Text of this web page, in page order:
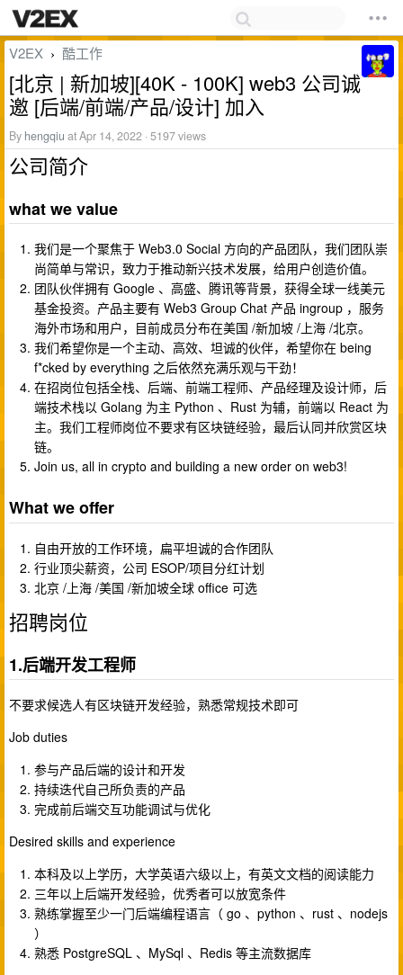
V2EX › 酷工作
[北京 | 新加坡][40K - 100K] web3 公司诚
邀 [后端/前端/产品/设计] 加入
By hengqiu at Apr 14, 2022 · 5197 views
公司简介
what we value
我们是一个聚焦于 Web3.0 Social 方向的产品团队，我们团队崇
尚简单与常识，致力于推动新兴技术发展，给用户创造价值。
团队伙伴拥有 Google 、高盛、腾讯等背景，获得全球一线美元
基金投资。产品主要有 Web3 Group Chat 产品 ingroup ，服务
海外市场和用户，目前成员分布在美国 /新加坡 /上海 /北京。
我们希望你是一个主动、高效、坦诚的伙伴，希望你在 being
f*cked by everything 之后依然充满乐观与干劲！
在招岗位包括全栈、后端、前端工程师、产品经理及设计师，后
端技术栈以 Golang 为主 Python 、Rust 为辅，前端以 React 为
主。我们工程师岗位不要求有区块链经验，最后认同并欣赏区块
链。
Join us, all in crypto and building a new order on web3!
What we offer
自由开放的工作环境，扁平坦诚的合作团队
行业顶尖薪资，公司 ESOP/项目分红计划
北京 /上海 /美国 /新加坡全球 office 可选
招聘岗位
1.后端开发工程师
不要求候选人有区块链开发经验，熟悉常规技术即可
Job duties
参与产品后端的设计和开发
持续迭代自己所负责的产品
完成前后端交互功能调试与优化
Desired skills and experience
本科及以上学历，大学英语六级以上，有英文文档的阅读能力
三年以上后端开发经验，优秀者可以放宽条件
熟练掌握至少一门后端编程语言（ go 、python 、rust 、nodejs
）
熟悉 PostgreSQL 、MySql 、Redis 等主流数据库